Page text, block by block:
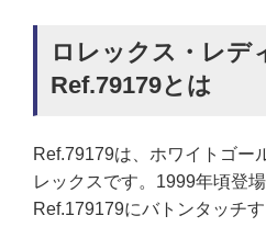
ロレックス・レデ
Ref.79179とは
Ref.79179は、ホワイトゴー
レックスです。1999年頃登
Ref.179179にバトンタッチ